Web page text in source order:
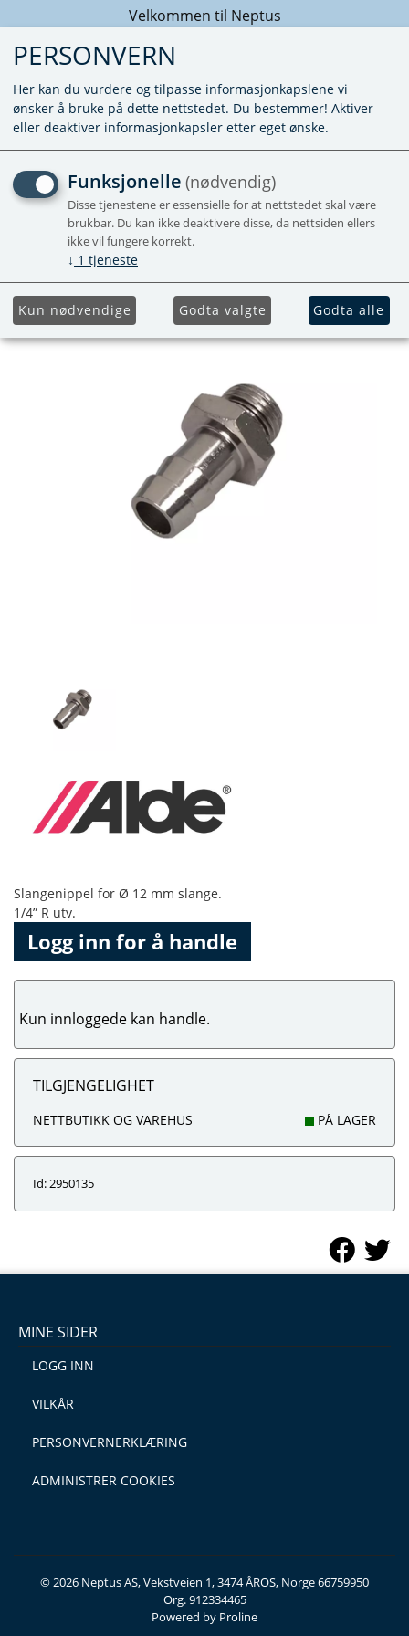
Velkommen til Neptus
SLANGENIPPEL 1/4"R UTV.
- 12 MM SLANGE
Slangenippel for Ø 12 mm slange.
1/4” R utv.
Logg inn for å handle
Kun innloggede kan handle.
TILGJENGELIGHET
NETTBUTIKK OG VAREHUS PÅ LAGER
Id: 2950135
MINE SIDER
LOGG INN
VILKÅR
PERSONVERNERKLÆRING
ADMINISTRER COOKIES
© 2026 Neptus AS, Vekstveien 1, 3474 ÅROS, Norge 66759950
Org. 912334465
Powered by Proline
PERSONVERN
Her kan du vurdere og tilpasse informasjonkapslene vi
ønsker å bruke på dette nettstedet. Du bestemmer! Aktiver
eller deaktiver informasjonkapsler etter eget ønske.
Funksjonelle (nødvendig)
Disse tjenestene er essensielle for at nettstedet skal være
brukbar. Du kan ikke deaktivere disse, da nettsiden ellers
ikke vil fungere korrekt.
↓ 1 tjeneste
Kun nødvendige Godta valgte Godta alle